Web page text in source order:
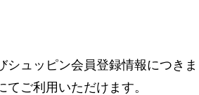
ュッピン会員登録情報につきま
ご利用いただけます。